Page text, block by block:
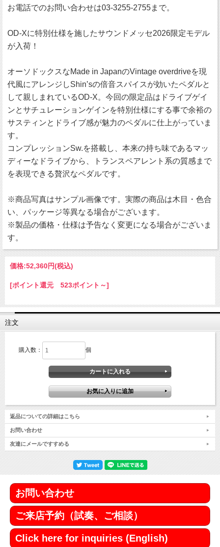
お電話でのお問い合わせは03-3255-2755まで。
OD-Xに特別仕様を施したサウンドメッセ2026限定モデル
が入荷！
オーソドックスなMade in JapanのVintage overdriveを現
代風にアレンジしShin’sの倍音スパイスが効いたペダルと
して親しまれているOD-X。今回の限定品はドライブゲイ
ンとサチュレーションゲインを特別仕様にする事で余裕の
サスティンとドライブ感が魅力のペダルに仕上がっていま
す。
コンプレッションSw.を搭載し、本来の持ち味であるマッ
ディーなドライブから、トランスペアレント系の質感まで
を表現できる贅沢なペダルです。
※商品写真はサンプル画像です。実際の商品は木目・色合
い、パッケージ等異なる場合がございます。
※製品の価格・仕様は予告なく変更になる場合がございま
す。
価格:52,360円(税込)
[ポイント還元 523ポイント～]
注文
購入数： 個
返品についての詳細はこちら
お問い合わせ
友達にメールですすめる
お問い合わせ
ご来店予約（試奏、ご相談）
Click here for inquiries (English)